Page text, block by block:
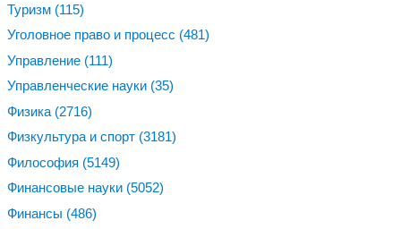
Туризм (115)
Уголовное право и процесс (481)
Управление (111)
Управленческие науки (35)
Физика (2716)
Физкультура и спорт (3181)
Философия (5149)
Финансовые науки (5052)
Финансы (486)